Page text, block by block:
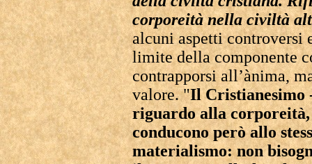
corporeità nella civiltà
alcuni aspetti controversi
limite della componente
contrapporsi all’ànima,
valore. "Il Cristianesimo
riguardo alla
conducono però allo
materialismo: non